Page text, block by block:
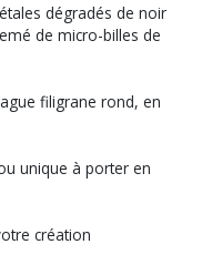
dégradés de noir
de micro-billes de
filigrane rond, en
unique à porter en
création